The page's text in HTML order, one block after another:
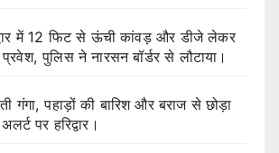
में 12 फिट से ऊंची कांवड़ और डीजे लेकर
पुलिस ने नारसन बॉर्डर से लौटाया।
गंगा, पहाड़ों की बारिश और बराज से छोड़ा
पर हरिद्वार।